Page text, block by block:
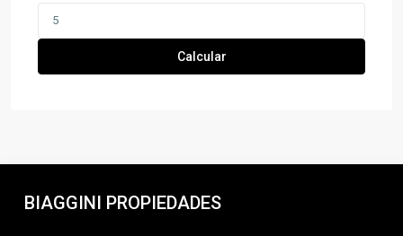
Calcular
BIAGGINI PROPIEDADES